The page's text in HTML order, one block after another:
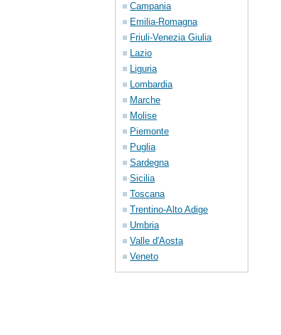
Campania
Emilia-Romagna
Friuli-Venezia Giulia
Lazio
Liguria
Lombardia
Marche
Molise
Piemonte
Puglia
Sardegna
Sicilia
Toscana
Trentino-Alto Adige
Umbria
Valle d'Aosta
Veneto